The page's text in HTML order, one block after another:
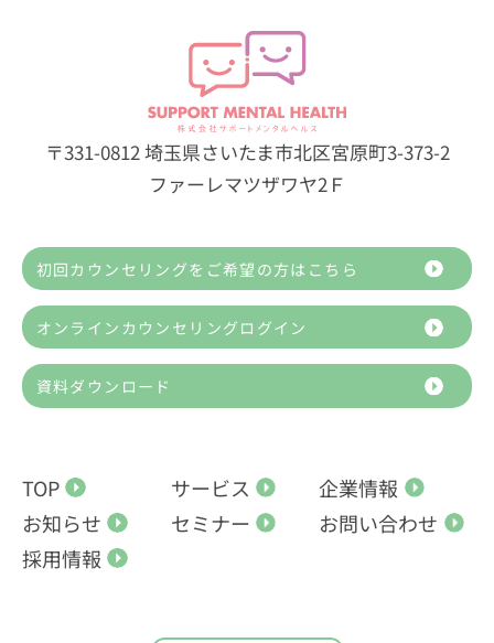
〒331-0812 埼玉県さいたま市北区宮原町3-373-2
ファーレマツザワヤ2Ｆ
初回カウンセリングをご希望の方はこちら
オンラインカウンセリングログイン
資料ダウンロード
TOP サービス
企業情報
お知らせ
セミナー
お問い合わせ
採用情報